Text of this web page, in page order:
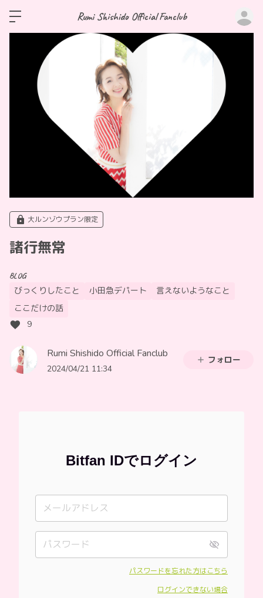
Rumi Shishido Official Fanclub
大ルンゾウプラン限定
諸行無常
BLOG
びっくりしたこと 小田急デパート
言えないようなこと
ここだけの話
9
Rumi Shishido Official Fanclub
2024/04/21 11:34
フォロー
Bitfan IDでログイン
パスワードを忘れた方はこちら
ログインできない場合